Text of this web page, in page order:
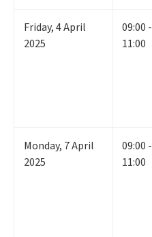
Friday,4April
2025
09:00 -
11:00
Monday, 7April
2025
09:00 -
11:00